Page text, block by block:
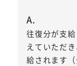
往復分が支
えていただ
給されます